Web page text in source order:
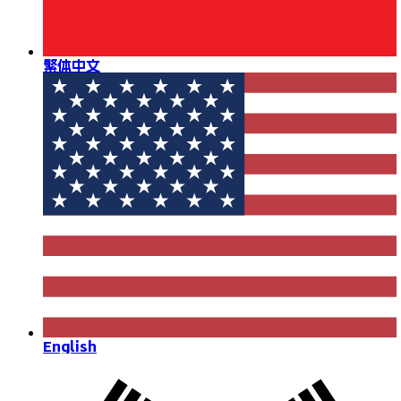
繁体中文
English